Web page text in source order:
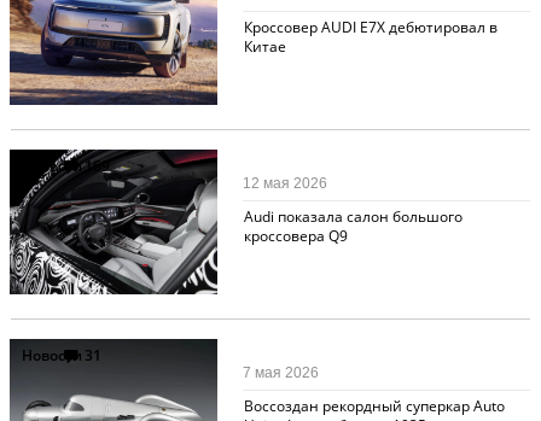
Кроссовер AUDI E7X дебютировал в
Китае
Новости169
Audi показала салон большого
кроссовера Q9
12 мая 2026
Новости 31
Воссоздан рекордный суперкар Auto
7 мая 2026